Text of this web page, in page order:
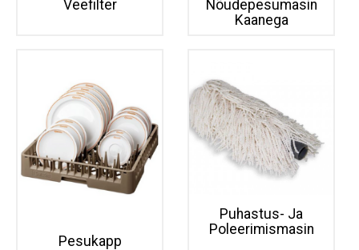
Veefilter
Nõudepesumasin
Kaanega
Pesukapp
Puhastus- Ja
Poleerimismasin